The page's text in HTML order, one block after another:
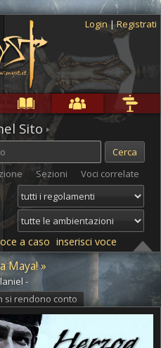
Login |Registrati
Sito
Sezioni Voci correlate
a caso inserisci voce
Maya! »
-
si rendono conto